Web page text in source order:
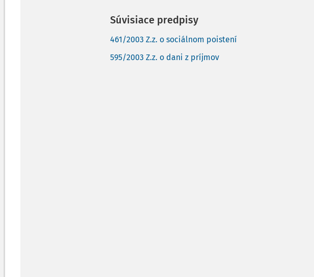
Súvisiace predpisy
461/2003 Z.z. o sociálnom poistení
595/2003 Z.z. o dani z príjmov